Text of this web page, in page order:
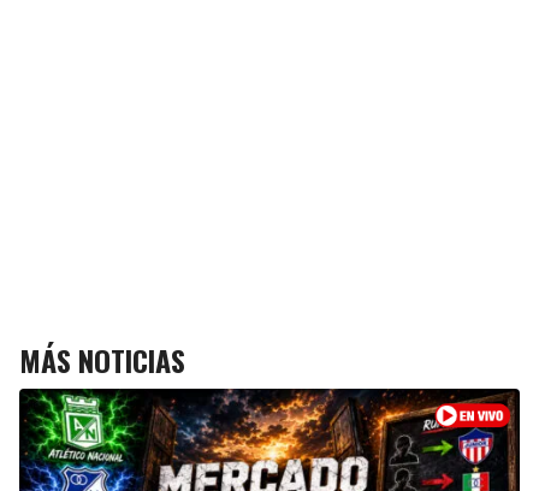
MÁS NOTICIAS